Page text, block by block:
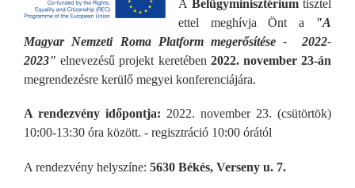
A Belügyminisztérium tisztel
ettel meghívja Önt a
"A
Magyar Nemzeti Roma Platform megerősítése - 2022-
2023" elnevezésű projekt keretében 2022. november 23-án
megrendezésre kerülő megyei konferenciájára.
A rendezvény időpontja: 2022. november 23. (csütörtök)
10:00-13:30 óra között. - regisztráció 10:00 órától
A rendezvény helyszíne: 5630 Békés, Verseny u. 7.